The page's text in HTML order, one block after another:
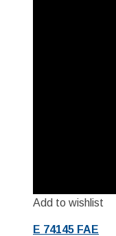
Add to wishlist
E 74145 FAE